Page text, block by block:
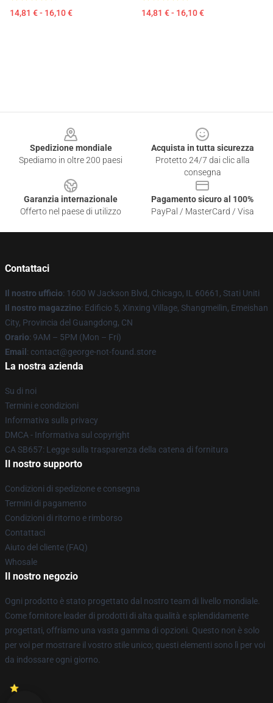
14,81 € - 16,10 € 14,81 € - 16,10 €
Spedizione mondiale
Spediamo in oltre 200 paesi
Acquista in tutta sicurezza
Protetto 24/7 dai clic alla
consegna
Garanzia internazionale
Offerto nel paese di utilizzo
Pagamento sicuro al 100%
PayPal / MasterCard / Visa
Contattaci
Il nostro ufficio: 1600 W Jackson Blvd, Chicago, IL 60661, Stati Uniti
Il nostro magazzino: Edificio 5, Xinxing Village, Shangmeilin, Emeishan
City, Provincia del Guangdong, CN
Orario: 9AM – 5PM (Mon – Fri)
Email : contact@george-not-found.store
La nostra azienda
Su di noi
Termini e condizioni
Informativa sulla privacy
DMCA - Informativa sul copyright
CA SB657: Legge sulla trasparenza della catena di fornitura
Il nostro supporto
Condizioni di spedizione e consegna
Termini di pagamento
Condizioni di ritorno e rimborso
Contattaci
Aiuto del cliente (FAQ)
Whosale
Il nostro negozio
Ogni prodotto è stato progettato dal nostro team di livello mondiale.
Come fornitore leader di prodotti di alta qualità e splendidamente
progettati, offriamo una vasta gamma di opzioni. Questo non è solo
per voi per mostrare il vostro stile unico; questi elementi sono lì per voi
da indossare ogni giorno.